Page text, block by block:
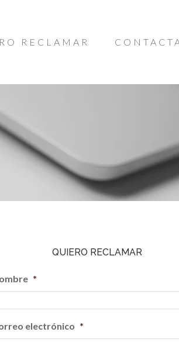
RECLAMAR
QUIERO RECLAMAR
*
electrónico *